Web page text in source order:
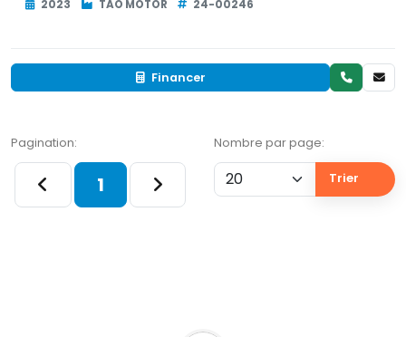
2023 TAO MOTOR 24-00246
Financer
Pagination:
1
Nombre par page:
Trier